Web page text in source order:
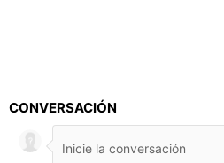
CONVERSACIÓN